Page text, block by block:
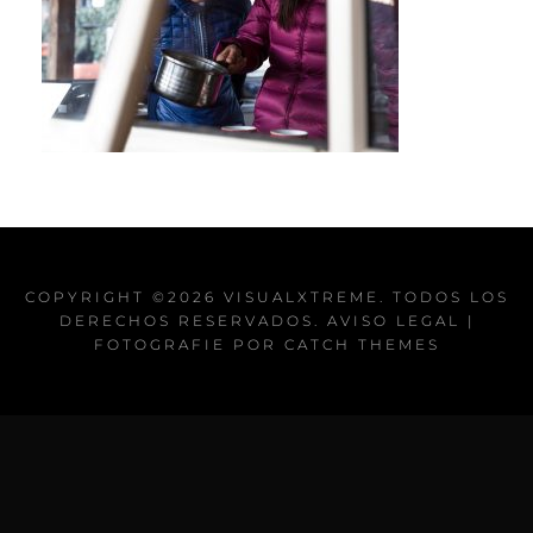
COPYRIGHT ©2026 VISUALXTREME . TODOS LOS
DERECHOS RESERVADOS. AVISO LEGAL
|
FOTOGRAFIE POR CATCH THEMES